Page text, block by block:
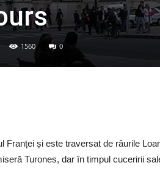
1560 0
Franței și este traversat de râurile
Turones, dar în timpul cuceririi